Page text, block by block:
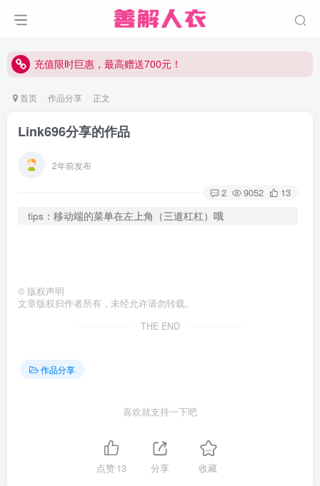
充值限时巨惠，最高赠送700元！
首页 作品分享 正文
Link696分享的作品
2年前发布
2 9052
13
tips：移动端的菜单在左上角（三道杠杠）哦
© 版权声明
文章版权归作者所有，未经允许请勿转载。
THE END
作品分享
喜欢就支持一下吧
点赞13 分享 收藏